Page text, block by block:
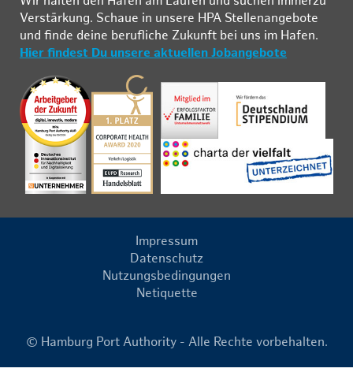
Ver­stär­kung. Schau­e in un­se­re HPA Stel­len­an­ge­bo­te
und fin­de deine be­ruf­li­che Zu­kunft bei uns im Ha­fen.
Hier findest Du unsere aktuellen Jobangebote
Impressum
Datenschutz
Nutzungsbedingungen
Netiquette
© Hamburg Port Authority - Alle Rechte vorbehalten.